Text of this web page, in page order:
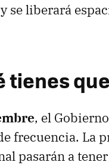
se liberará
tienes
, el
frecuencia. La
pasarán a